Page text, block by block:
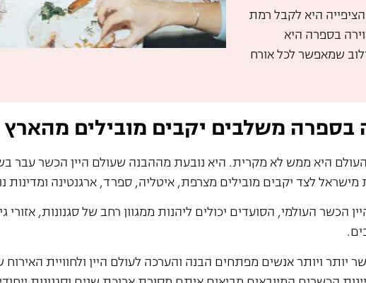
היא לקבל רמת
בספרה היא
שמאפשר לכל אורח
בספרה משלבים יקבים מובילים מהארץ
היא ממש לא מקרית. היא נובעת מההבנה שעולם היין הכשר עבר
מישראל לצד יקבים מובילים מצרפת, איטליה, ספרד, ארגנטינה ומדינות
העולמי, הסועדים יכולים ליהנות ממגוון רחב של סגנונות, אזורי
ויותר אנשים מפתחים הבנה והערכה לעולם היין ולחוויית האירוח